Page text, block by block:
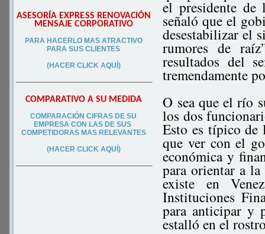
ASESORÍA EXPRESS RENOVACIÓN
MENSAJE CORPORATIVO
PARA HACERLO MAS ATRACTIVO
PARA SUS CLIENTES
(HACER CLICK AQUÍ)
–––––––––––––––––––––––––––––––––
COMPARATIVO A SU MEDIDA
COMPARACIÓN CIFRAS DE SU
EMPRESA CON LAS DE SUS
COMPETIDORAS MAS RELEVANTES
(HACER CLICK AQUÍ)
–––––––––––––––––––––––––––––––––
el presidente
señaló que el
desestabilizar el
rumores de
resultados del
tremendamente
O sea que el río
los dos
Esto es típico de
que ver con el
económica y
para orientar a
existe en
Instituciones
para anticipar y
estalló en el